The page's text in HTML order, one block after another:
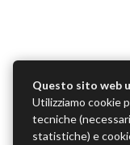
Questo sito web
Utilizziamo cookie
tecniche
statistiche) e